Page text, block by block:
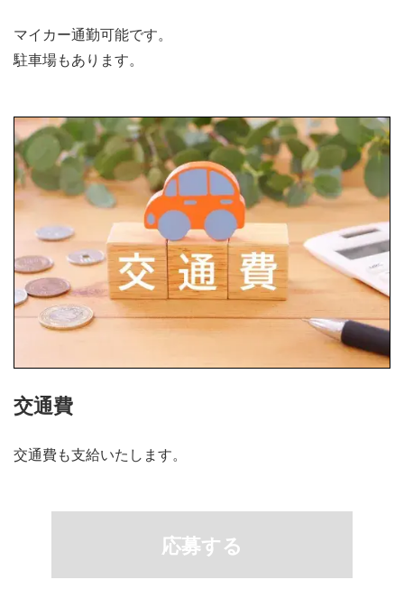
マイカー通勤可能です。
駐車場もあります。
交通費
交通費も支給いたします。
応募する